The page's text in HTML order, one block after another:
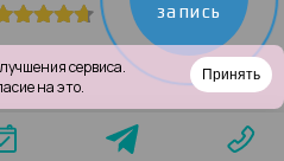
запись
сервиса.
на это.
Принять